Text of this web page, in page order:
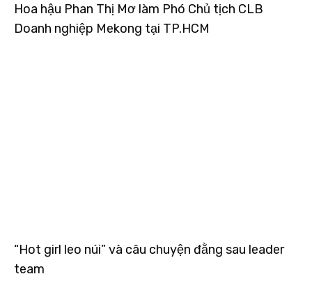
Hoa hậu Phan Thị Mơ làm Phó Chủ tịch CLB
Doanh nghiệp Mekong tại TP.HCM
“Hot girl leo núi” và câu chuyện đằng sau leader
team